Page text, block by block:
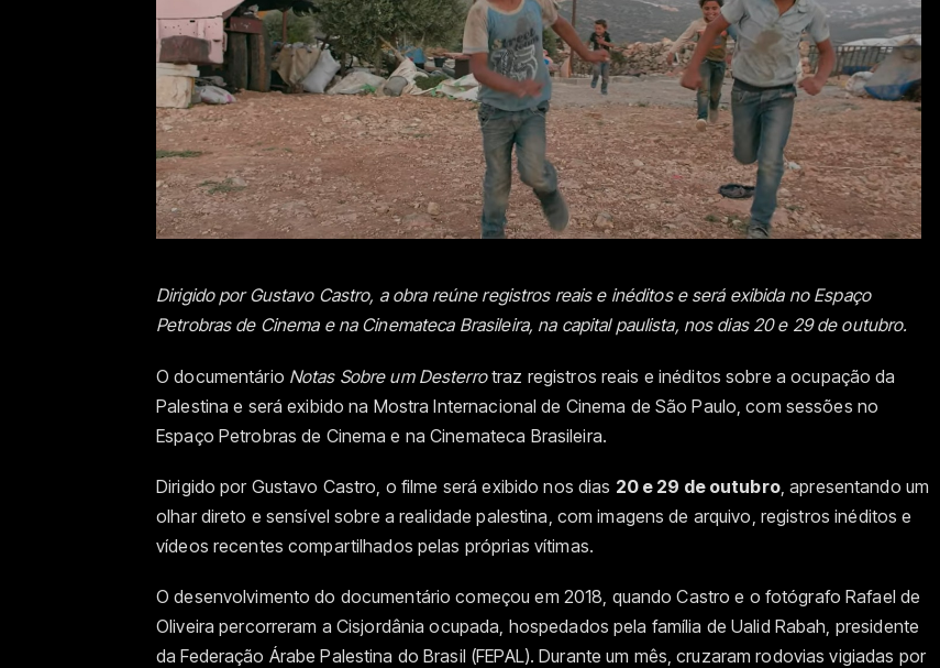
Dirigido por Gustavo Castro, a obra reúne registros reais e inéditos e será exibida no Espaço
Petrobras de Cinema e na Cinemateca Brasileira, na capital paulista, nos dias 20 e 29 de outubro.
O documentário Notas Sobre um Desterrotraz registros reais e inéditos sobre a ocupação da
Palestina e será exibido na Mostra Internacional de Cinema de São Paulo, com sessões no
Espaço Petrobras de Cinema e na Cinemateca Brasileira.
Dirigido por Gustavo Castro, o filme será exibido nos dias 20 e 29 de outubro, apresentando um
olhar direto e sensível sobre a realidade palestina, com imagens de arquivo, registros inéditos e
vídeos recentes compartilhados pelas próprias vítimas.
O desenvolvimento do documentário começou em 2018, quando Castro e o fotógrafo Rafael de
Oliveira percorreram a Cisjordânia ocupada, hospedados pela família de Ualid Rabah, presidente
da Federação Árabe Palestina do Brasil (FEPAL). Durante um mês, cruzaram rodovias vigiadas por